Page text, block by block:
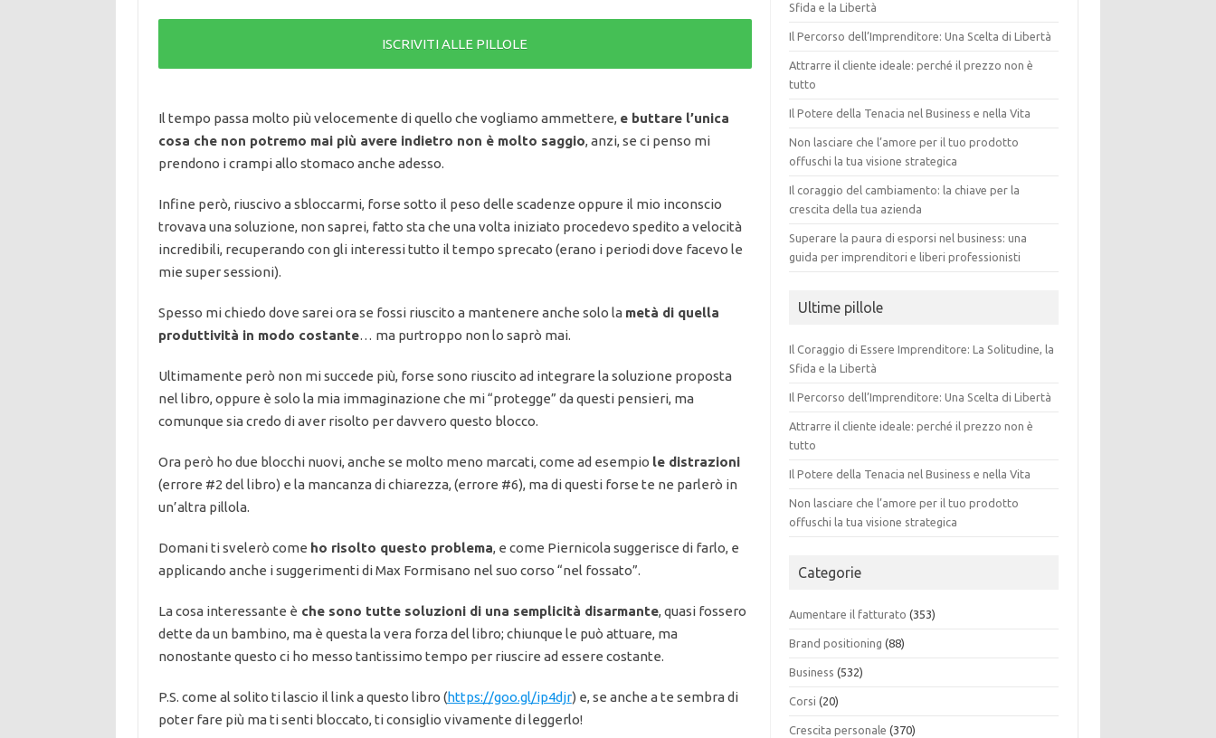
ISCRIVITI ALLE PILLOLE
Il tempo passa molto più velocemente di quello che vogliamo ammettere, e buttare l’unica
cosa che non potremo mai più avere indietro non è molto saggio, anzi, se ci penso mi
prendono i crampi allo stomaco anche adesso.
Infine però, riuscivo a sbloccarmi, forse sotto il peso delle scadenze oppure il mio inconscio
trovava una soluzione, non saprei, fatto sta che una volta iniziato procedevo spedito a velocità
incredibili, recuperando con gli interessi tutto il tempo sprecato (erano i periodi dove facevo le
mie super sessioni).
Spesso mi chiedo dove sarei ora se fossi riuscito a mantenere anche solo la metà di quella
produttività in modo costante… ma purtroppo non lo saprò mai.
Ultimamente però non mi succede più, forse sono riuscito ad integrare la soluzione proposta
nel libro, oppure è solo la mia immaginazione che mi “protegge” da questi pensieri, ma
comunque sia credo di aver risolto per davvero questo blocco.
Ora però ho due blocchi nuovi, anche se molto meno marcati, come ad esempio le distrazioni
(errore #2 del libro) e la mancanza di chiarezza, (errore #6), ma di questi forse te ne parlerò in
un’altra pillola.
Domani ti svelerò come ho risolto questo problema, e come Piernicola suggerisce di farlo, e
applicando anche i suggerimenti di Max Formisano nel suo corso “nel fossato”.
La cosa interessante è che sono tutte soluzioni di una semplicità disarmante, quasi fossero
dette da un bambino, ma è questa la vera forza del libro; chiunque le può attuare, ma
nonostante questo ci ho messo tantissimo tempo per riuscire ad essere costante.
P.S. come al solito ti lascio il link a questo libro (https://goo.gl/ip4djr) e, se anche a te sembra di
poter fare più ma ti senti bloccato, ti consiglio vivamente di leggerlo!
Sfida e la Libertà
Il Percorso dell’Imprenditore: Una Scelta di Libertà
Attrarre il cliente ideale: perché il prezzo non è
tutto
Il Potere della Tenacia nel Business e nella Vita
Non lasciare che l’amore per il tuo prodotto
offuschi la tua visione strategica
Il coraggio del cambiamento: la chiave per la
crescita della tua azienda
Superare la paura di esporsi nel business: una
guida per imprenditori e liberi professionisti
Ultime pillole
Il Coraggio di Essere Imprenditore: La Solitudine, la
Sfida e la Libertà
Il Percorso dell’Imprenditore: Una Scelta di Libertà
Attrarre il cliente ideale: perché il prezzo non è
tutto
Il Potere della Tenacia nel Business e nella Vita
Non lasciare che l’amore per il tuo prodotto
offuschi la tua visione strategica
Categorie
Aumentare il fatturato (353)
Brand positioning (88)
Business (532)
Corsi (20)
Crescita personale (370)